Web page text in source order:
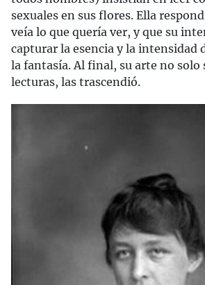
sexuales en sus flores. Ella
veía lo que quería ver, y que su
capturar la esencia y la intensidad
la fantasía. Al final, su arte no solo
lecturas, las trascendió.